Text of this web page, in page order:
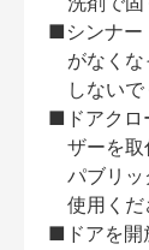
■シンナー
がなく
しないで
■ドアクロ
ザーを
パブリ
使用くだ
■ドアを開